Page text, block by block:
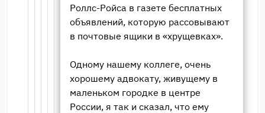
Роллс-Ройса в газете бесплатных
объявлений, которую рассовывают
в почтовые ящики в «хрущевках».
Одному нашему коллеге, очень
хорошему адвокату, живущему в
маленьком городке в центре
России, я так и сказал, что ему